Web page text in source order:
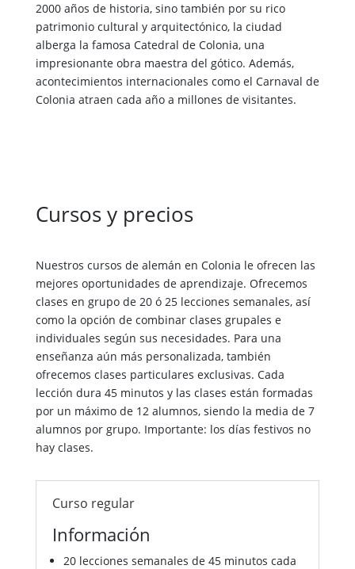
2000 años de historia, sino también por su rico
patrimonio cultural y arquitectónico, la ciudad
alberga la famosa Catedral de Colonia, una
impresionante obra maestra del gótico. Además,
acontecimientos internacionales como el Carnaval de
Colonia atraen cada año a millones de visitantes.
Cursos y precios
Nuestros cursos de alemán en Colonia le ofrecen las
mejores oportunidades de aprendizaje. Ofrecemos
clases en grupo de 20 ó 25 lecciones semanales, así
como la opción de combinar clases grupales e
individuales según sus necesidades. Para una
enseñanza aún más personalizada, también
ofrecemos clases particulares exclusivas. Cada
lección dura 45 minutos y las clases están formadas
por un máximo de 12 alumnos, siendo la media de 7
alumnos por grupo. Importante: los días festivos no
hay clases.
Curso regular
Información
20 lecciones semanales de 45 minutos cada